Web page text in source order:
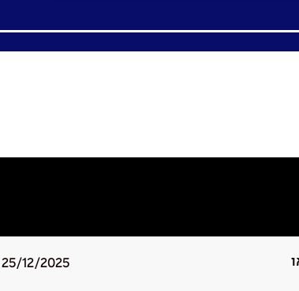
25/12/2025